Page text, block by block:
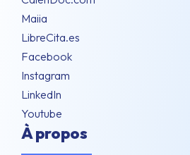
Maiia
LibreCita.es
Facebook
Instagram
LinkedIn
Youtube
À propos